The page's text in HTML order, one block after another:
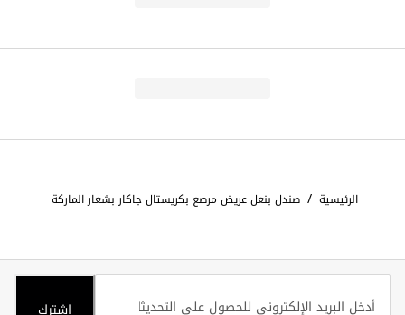
الرئيسية / صندل بنعل عريض مرصع بكريستال جاكار بشعار الماركة
اشترك